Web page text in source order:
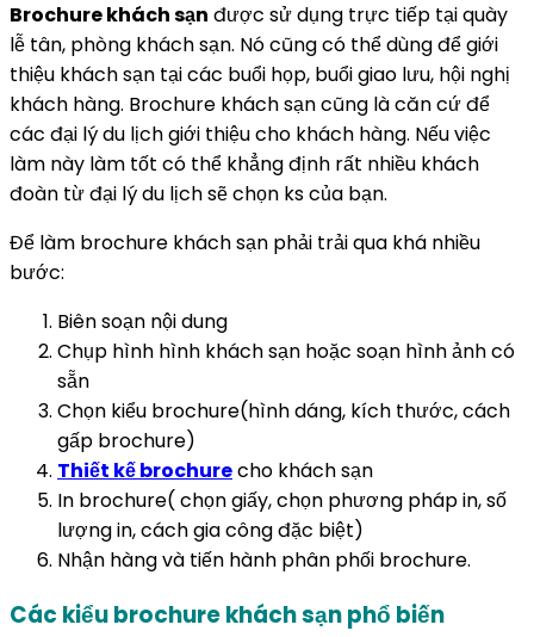
Brochure khách sạn được sử dụng trực tiếp tại quày
lễ tân, phòng khách sạn. Nó cũng có thể dùng để giới
thiệu khách sạn tại các buổi họp, buổi giao lưu, hội nghị
khách hàng. Brochure khách sạn cũng là căn cứ để
các đại lý du lịch giới thiệu cho khách hàng. Nếu việc
làm này làm tốt có thể khẳng định rất nhiều khách
đoàn từ đại lý du lịch sẽ chọn ks của bạn.
Để làm brochure khách sạn phải trải qua khá nhiều
bước:
Biên soạn nội dung
Chụp hình hình khách sạn hoặc soạn hình ảnh có
sẵn
Chọn kiểu brochure(hình dáng, kích thước, cách
gấp brochure)
Thiết kế brochurecho khách sạn
In brochure( chọn giấy, chọn phương pháp in, số
lượng in, cách gia công đặc biệt)
Nhận hàng và tiến hành phân phối brochure.
Các kiểu brochure khách sạn phổ biến